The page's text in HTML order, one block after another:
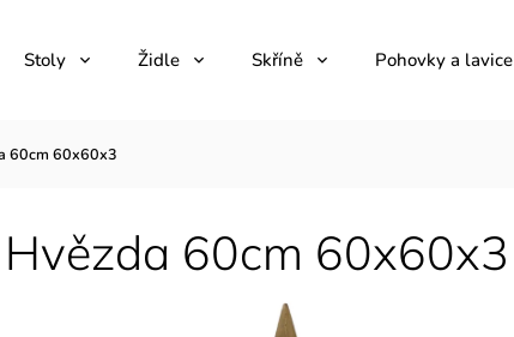
Stoly Židle Skříně Pohovky a lavice
60cm 60x60x3
Hvězda 60cm 60x60x3